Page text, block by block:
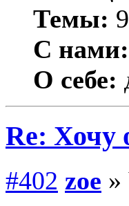
Темы: 9
С нами:
О себе:
Re: Хочу
#402 zoe »